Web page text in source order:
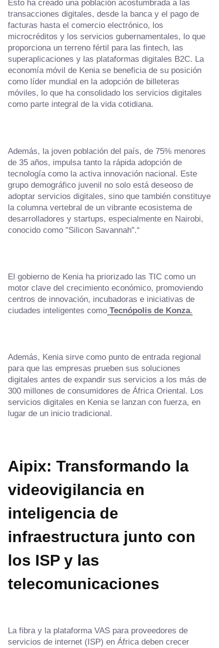
Esto ha creado una población acostumbrada a las
transacciones digitales, desde la banca y el pago de
facturas hasta el comercio electrónico, los
microcréditos y los servicios gubernamentales, lo que
proporciona un terreno fértil para las fintech, las
superaplicaciones y las plataformas digitales B2C. La
economía móvil de Kenia se beneficia de su posición
como líder mundial en la adopción de billeteras
móviles, lo que ha consolidado los servicios digitales
como parte integral de la vida cotidiana.
Además, la joven población del país, de 75% menores
de 35 años, impulsa tanto la rápida adopción de
tecnología como la activa innovación nacional. Este
grupo demográfico juvenil no solo está deseoso de
adoptar servicios digitales, sino que también constituye
la columna vertebral de un vibrante ecosistema de
desarrolladores y startups, especialmente en Nairobi,
conocido como "Silicon Savannah".“
El gobierno de Kenia ha priorizado las TIC como un
motor clave del crecimiento económico, promoviendo
centros de innovación, incubadoras e iniciativas de
ciudades inteligentes como Tecnópolis de Konza.
Además, Kenia sirve como punto de entrada regional
para que las empresas prueben sus soluciones
digitales antes de expandir sus servicios a los más de
300 millones de consumidores de África Oriental. Los
servicios digitales en Kenia se lanzan con fuerza, en
lugar de un inicio tradicional.
Aipix: Transformando la
videovigilancia en
inteligencia de
infraestructura junto con
los ISP y las
telecomunicaciones
La fibra y la plataforma VAS para proveedores de
servicios de internet (ISP) en África deben crecer